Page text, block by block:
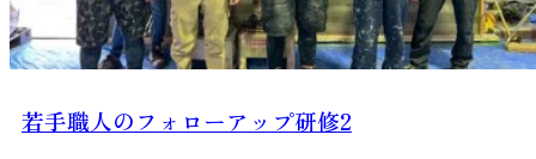
若手職人のフォローアップ研修2